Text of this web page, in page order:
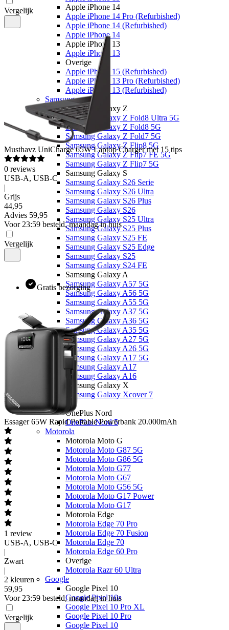
Apple iPhone 14
Apple iPhone 14 Pro (Refurbished)
Apple iPhone 14 (Refurbished)
Apple iPhone 14
Apple iPhone 13
Apple iPhone 13
Overige
Apple iPhone 15 (Refurbished)
Apple iPhone 13 Pro (Refurbished)
Apple iPhone 13 (Refurbished)
Samsung
Samsung Galaxy Z
Samsung Galaxy Z Fold8 Ultra 5G
Samsung Galaxy Z Fold8 5G
Samsung Galaxy Z Fold7 5G
Samsung Galaxy Z Flip8 5G
Samsung Galaxy Z Flip7 FE 5G
Samsung Galaxy Z Flip7 5G
Samsung Galaxy S
Samsung Galaxy S26 Serie
Samsung Galaxy S26 Ultra
Samsung Galaxy S26 Plus
Samsung Galaxy S26
Samsung Galaxy S25 Ultra
Samsung Galaxy S25 Plus
Samsung Galaxy S25 FE
Samsung Galaxy S25 Edge
Samsung Galaxy S25
Samsung Galaxy S24 FE
Samsung Galaxy A
Samsung Galaxy A57 5G
Samsung Galaxy A56 5G
Samsung Galaxy A55 5G
Samsung Galaxy A37 5G
Samsung Galaxy A36 5G
Samsung Galaxy A35 5G
Samsung Galaxy A27 5G
Samsung Galaxy A26 5G
Samsung Galaxy A17 5G
Samsung Galaxy A17
Samsung Galaxy A16
Samsung Galaxy X
Samsung Galaxy Xcover 7
OnePlus
OnePlus Nord
OnePlus Nord 5
Motorola
Motorola Moto G
Motorola Moto G87 5G
Motorola Moto G86 5G
Motorola Moto G77
Motorola Moto G67
Motorola Moto G56 5G
Motorola Moto G17 Power
Motorola Moto G17
Motorola Edge
Motorola Edge 70 Pro
Motorola Edge 70 Fusion
Motorola Edge 70
Motorola Edge 60 Pro
Overige
Motorola Razr 60 Ultra
Google
Google Pixel 10
Google Pixel 10a
Google Pixel 10 Pro XL
Google Pixel 10 Pro
Google Pixel 10
Vergelijk
Musthavz UniCharge 65W Laptop Charger met 15 tips
0 reviews
USB-A, USB-C
|
Grijs
44,95
Advies 59,95
Voor 23:59 besteld, maandag in huis
Vergelijk
Gratis bezorging
Essager 65W Rapid Portable Powerbank 20.000mAh
1 review
USB-A, USB-C
|
Zwart
|
2 kleuren
59,95
Voor 23:59 besteld, maandag in huis
Vergelijk